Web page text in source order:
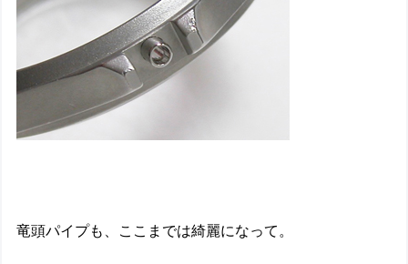
竜頭パイプも、ここまでは綺麗になって。